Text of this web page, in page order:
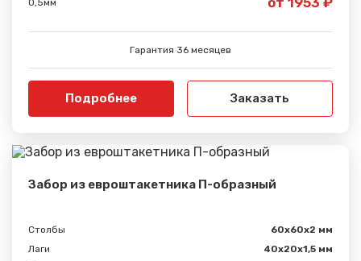
0,5мм
Гарантия 36 месяцев
Подробнее Заказать
Забор из евроштакетника П-образный
Столбы
60х60х2 мм
Лаги
40х20х1,5 мм